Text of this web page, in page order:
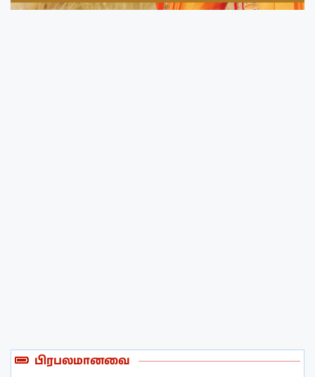
பிரபலமானவை